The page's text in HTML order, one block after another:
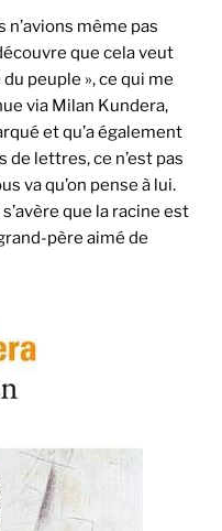
même pas
que cela veut
peuple », ce qui me
via Milan Kundera,
et qu’a également
de lettres, ce n’est pas
va qu’on pense à lui.
que la racine est
père aimé de